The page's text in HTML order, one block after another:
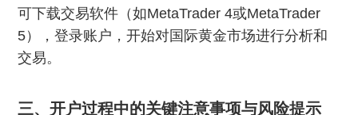
可下载交易软件（如MetaTrader 4或MetaTrader
5），登录账户，开始对国际黄金市场进行分析和
交易。
三、开户过程中的关键注意事项与风险提示